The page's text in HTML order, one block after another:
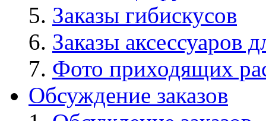
Заказы гибискусов
Заказы аксессуаров
Фото приходящих
Обсуждение заказов